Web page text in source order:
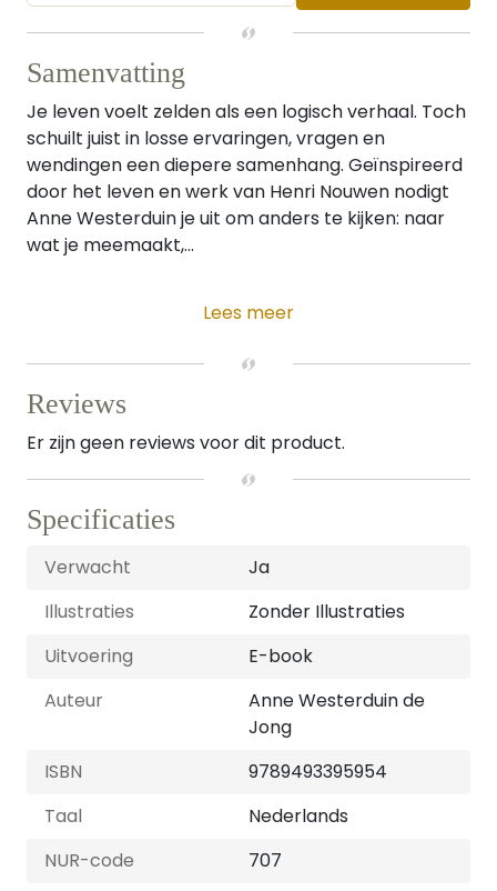
Samenvatting
Je leven voelt zelden als een logisch verhaal. Toch
schuilt juist in losse ervaringen, vragen en
wendingen een diepere samenhang. Geïnspireerd
door het leven en werk van Henri Nouwen nodigt
Anne Westerduin je uit om anders te kijken: naar
wat je meemaakt,...
Lees meer
Reviews
Er zijn geen reviews voor dit product.
Specificaties
Verwacht
Ja
Illustraties
Zonder Illustraties
Uitvoering
E-book
Auteur
Anne Westerduin de
Jong
ISBN
9789493395954
Taal
Nederlands
NUR-code
707